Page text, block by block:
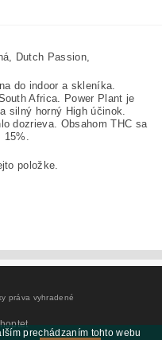
Dutch Passion,
do indoor a skleníka.
Africa. Power Plant je
silný horný High účinok.
dozrieva. Obsahom THC sa
15%.
položke.
práva vyhradené
prechádzaním tohto webu